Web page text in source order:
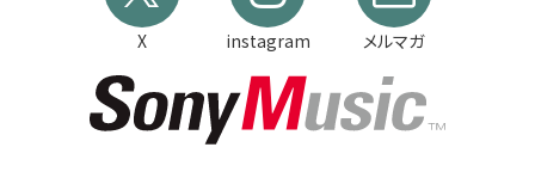
X instagram メルマガ